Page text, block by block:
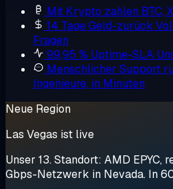
Mit Krypto zahlen BTC,
14 Tage Geld-zurück
Fragen
99,95 % Uptime-SLA
Menschlicher Support
Ingenieure, in Minuten
Neue Region
Las Vegas ist live
Unser 13. Standort: AMD EPYC,
Gbps-Netzwerk in Nevada. In